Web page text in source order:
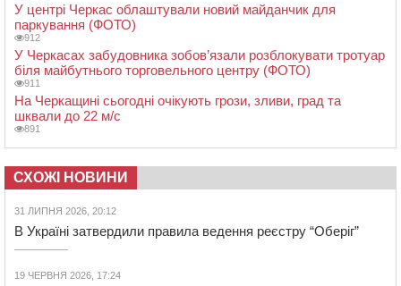
У центрі Черкас облаштували новий майданчик для
паркування (ФОТО)
912
У Черкасах забудовника зобов’язали розблокувати тротуар
біля майбутнього торговельного центру (ФОТО)
911
На Черкащині сьогодні очікують грози, зливи, град та
шквали до 22 м/с
891
СХОЖІ НОВИНИ
31 ЛИПНЯ 2026, 20:12
В Україні затвердили правила ведення реєстру “Оберіг”
19 ЧЕРВНЯ 2026, 17:24